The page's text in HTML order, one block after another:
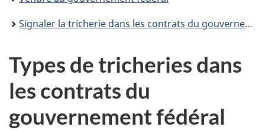
Signaler la tricherie dans les contrats du gouvernement fédéral
Types de tricheries dans
les contrats du
gouvernement fédéral